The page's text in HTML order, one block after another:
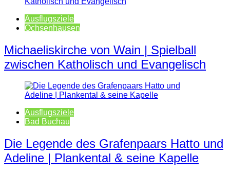
Ausflugsziele
Ochsenhausen
Michaeliskirche von Wain | Spielball
zwischen Katholisch und Evangelisch
Ausflugsziele
Bad Buchau
Die Legende des Grafenpaars Hatto und
Adeline | Plankental & seine Kapelle